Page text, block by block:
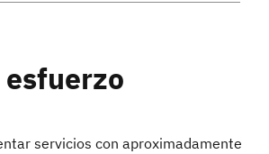
servicios con aproximadamente